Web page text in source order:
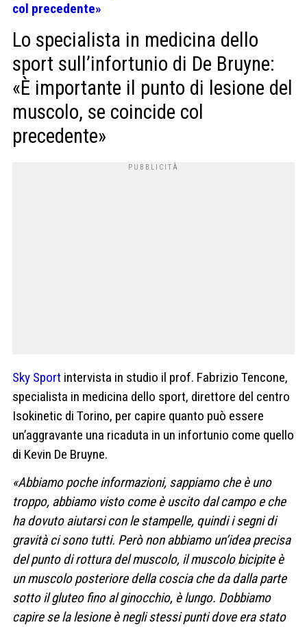
col precedente»
Lo specialista in medicina dello
sport sull’infortunio di De Bruyne:
«È importante il punto di lesione del
muscolo, se coincide col
precedente»
Sky Sport intervista in studio il prof. Fabrizio Tencone,
specialista in medicina dello sport, direttore del centro
Isokinetic di Torino, per capire quanto può essere
un’aggravante una ricaduta in un infortunio come quello
di Kevin De Bruyne.
«Abbiamo poche informazioni, sappiamo che è uno
troppo, abbiamo visto come è uscito dal campo e che
ha dovuto aiutarsi con le stampelle, quindi i segni di
gravità ci sono tutti. Però non abbiamo un’idea precisa
del punto di rottura del muscolo, il muscolo bicipite è
un muscolo posteriore della coscia che da dalla parte
sotto il gluteo fino al ginocchio, è lungo. Dobbiamo
capire se la lesione è negli stessi punti dove era stato